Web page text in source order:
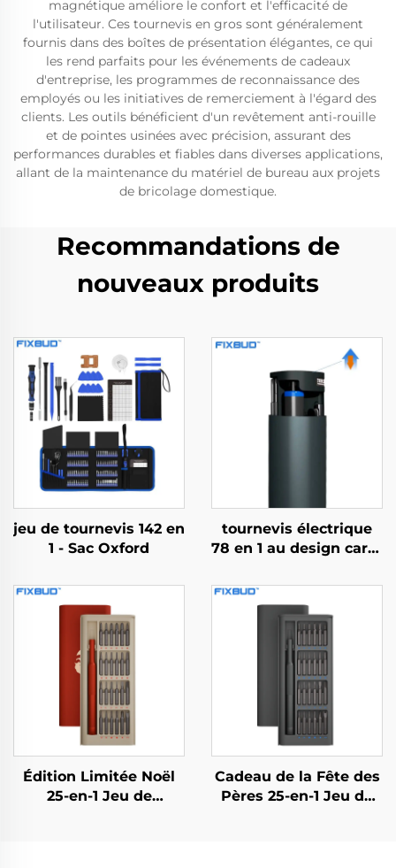
magnétique améliore le confort et l'efficacité de
l'utilisateur. Ces tournevis en gros sont généralement
fournis dans des boîtes de présentation élégantes, ce qui
les rend parfaits pour les événements de cadeaux
d'entreprise, les programmes de reconnaissance des
employés ou les initiatives de remerciement à l'égard des
clients. Les outils bénéficient d'un revêtement anti-rouille
et de pointes usinées avec précision, assurant des
performances durables et fiables dans diverses applications,
allant de la maintenance du matériel de bureau aux projets
de bricolage domestique.
Recommandations de
nouveaux produits
jeu de tournevis 142 en
1 - Sac Oxford
tournevis électrique
78 en 1 au design carré
Édition Limitée Noël
25-en-1 Jeu de
Cadeau de la Fête des
Pères 25-en-1 Jeu de